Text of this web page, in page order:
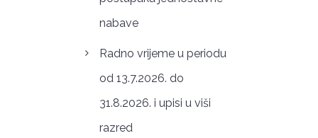
nabave
Radno vrijeme u periodu
od 13.7.2026. do
31.8.2026. i upisi u viši
razred